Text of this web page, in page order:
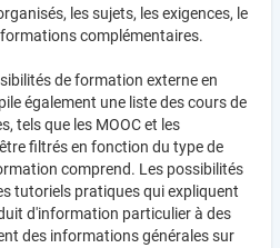
les sujets, les exigences, le
complémentaires.
de formation externe en
également une liste des cours de
tels que les MOOC et les
filtrés en fonction du type de
comprend. Les possibilités
tutoriels pratiques qui expliquent
d'information particulier à des
des informations générales sur